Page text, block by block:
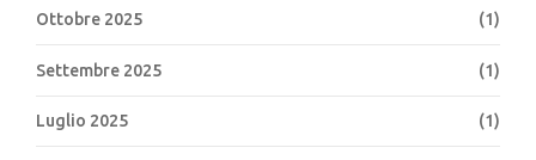
Ottobre 2025 (1)
Settembre 2025 (1)
Luglio 2025 (1)